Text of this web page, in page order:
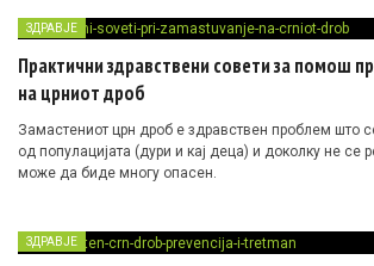
ЗДРАВЈЕ
Практични здравствени совети за помош
на црниот дроб
Замастениот црн дроб е здравствен проблем што се
од популацијата (дури и кај деца) и доколку не се
може да биде многу опасен.
ЗДРАВЈЕ